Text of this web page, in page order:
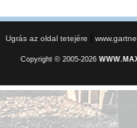
Ugrás az oldal tetejére
Copyright © 2005-2026